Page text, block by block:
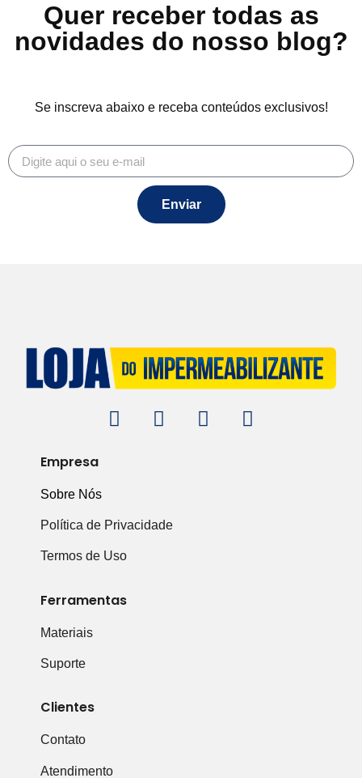
Quer receber todas as
novidades do nosso blog?
Se inscreva abaixo e receba conteúdos exclusivos!
Enviar
Empresa
Sobre Nós
Política de Privacidade
Termos de Uso
Ferramentas
Materiais
Suporte
Clientes
Contato
Atendimento